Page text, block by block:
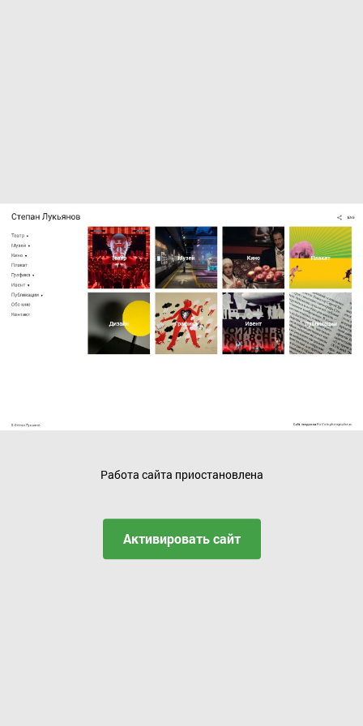
Работа сайта приостановлена
Активировать сайт